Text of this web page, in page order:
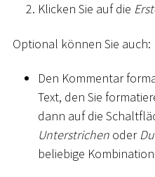
Klicken Sie auf die
Optional können Sie auch:
Den Kommentar
Text, den Sie
dann auf die
Unterstrichen oder
beliebige